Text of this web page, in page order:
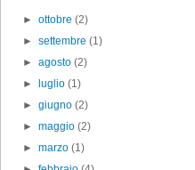
► ottobre (2)
► settembre (1)
► agosto (2)
►
luglio (1)
► giugno (2)
► maggio (2)
► marzo (1)